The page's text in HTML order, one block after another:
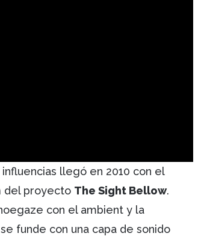
llegó en 2010 con el
del proyecto The Sight Bellow.
con el ambient y la
funde con una capa de sonido